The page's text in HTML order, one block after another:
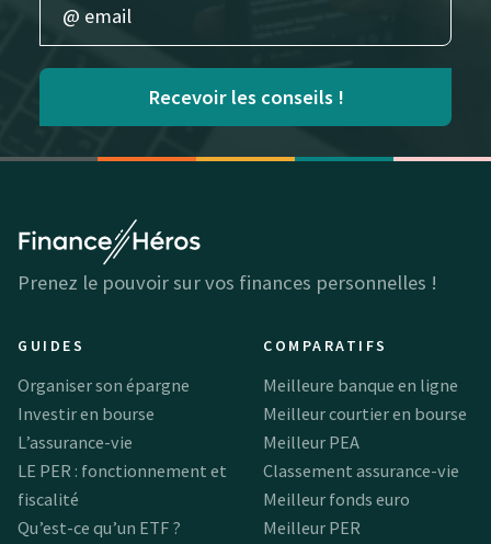
Recevoir les conseils !
Prenez le pouvoir sur vos finances personnelles !
GUIDES
Organiser son épargne
Investir en bourse
L’assurance-vie
LE PER : fonctionnement et
fiscalité
Qu’est-ce qu’un ETF ?
COMPARATIFS
Meilleure banque en ligne
Meilleur courtier en bourse
Meilleur PEA
Classement assurance-vie
Meilleur fonds euro
Meilleur PER